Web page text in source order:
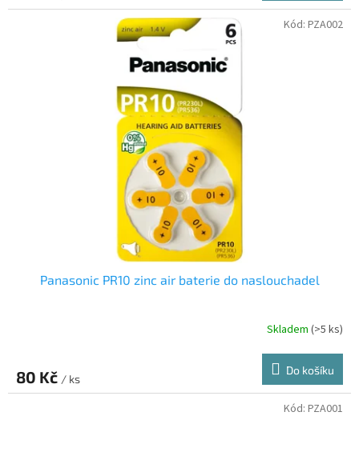
Panasonic PR10 zinc air baterie do naslouchadel
Skladem (>5 ks)
80 Kč / ks
Do košíku
Kód: PZA002
Kód: PZA001